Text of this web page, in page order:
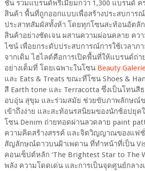
ชั้น รวมแบรนด์พรีเมียมกว่า 1,300 แบรนด์
สินค้า พื้นที่ถูกออกแบบเพื่อสร้างประสบการ
ประสาทสัมผัสทั้งห้า โดยทุกโซนสะท้อนอัต
สินค้าอย่างชัดเจน ผสานความผ่อนคลาย คว
ไซน์ เพื่อยกระดับประสบการณ์การใช้เวลาภ
จากเดิม ไฮไลต์คือการเปิดพื้นที่ให้แบรนด์ถ่
อย่างเต็มที่ โดยเฉพาะในโซน Beauty
และ Eats & Treats ขณะที่โซน Shoes &
สี Earth tone และ Terracotta ซึ่งเป็นโทนสี
อบอุ่น สุขุม และร่วมสมัย ช่วยขับภาพลักษณ์
เข้าถึงง่าย และสะท้อนรสนิยมของนักช้อปยุค
โซน Denim ถ่ายทอดผ่านลวดลาย paint
ความคิดสร้างสรรค์ และจิตวิญญาณของแฟ
สัญลักษณ์ดาวบนฝ้าเพดาน ที่ทำหน้าที่เป็น
คอนเซ็ปต์หลัก ‘The Brightest Star to The
พลัง ความโดดเด่น และการเป็นจุดศูนย์กลา